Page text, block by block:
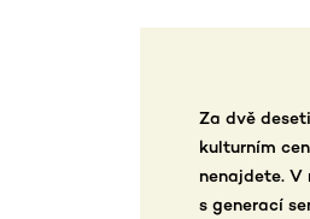
Za dvě
kulturním
nenajdete. V
s generací